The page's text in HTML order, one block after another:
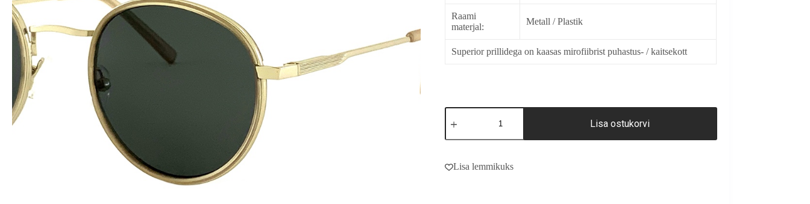
Raami
materjal:
Metall / Plastik
Superior prillidega on kaasas mirofiibrist puhastus- / kaitsekott
24611
kogus
Lisa ostukorvi
t
Lisa lemmikuks